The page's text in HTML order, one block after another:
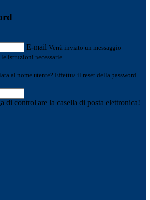
E-mail Verrà inviato un messaggio
istruzioni necessarie.
al nome utente? Effettua il reset della password
di controllare la casella di posta elettronica!